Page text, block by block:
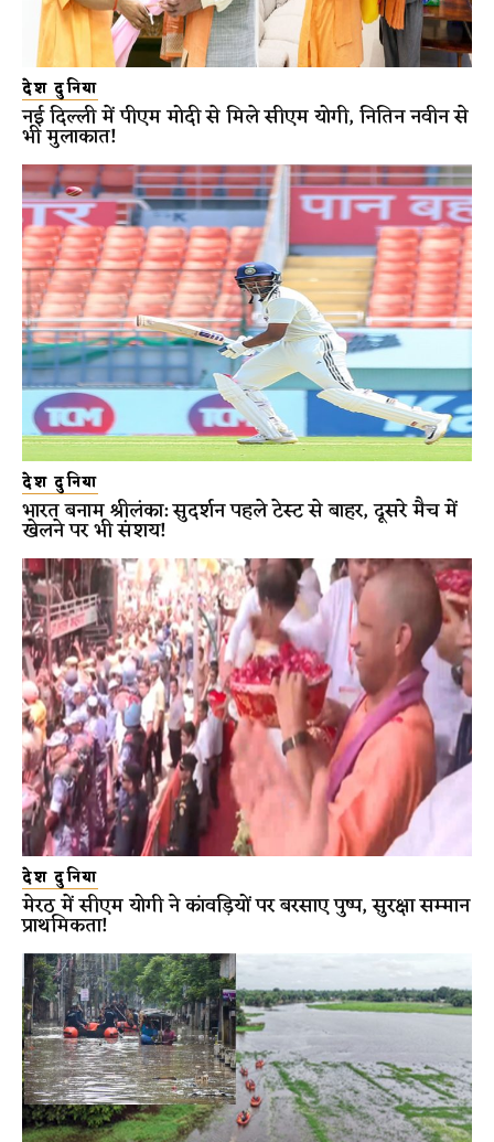
देश दुनिया
नई दिल्ली में पीएम मोदी से मिले सीएम योगी, नितिन नवीन से
भी मुलाकात!
देश दुनिया
भारत बनाम श्रीलंका: सुदर्शन पहले टेस्ट से बाहर, दूसरे मैच में
खेलने पर भी संशय!
देश दुनिया
मेरठ में सीएम योगी ने कांवड़ियों पर बरसाए पुष्प, सुरक्षा सम्मान
प्राथमिकता!